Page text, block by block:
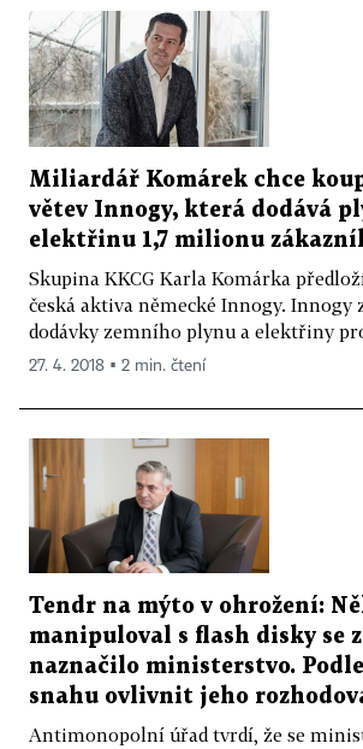
Miliardář Komárek chce
větev Innogy, která dodává
elektřinu 1,7 milionu
Skupina KKCG Karla Komárka
česká aktiva německé Innogy. Innogy
dodávky zemního plynu a elektřiny pro
27. 4. 2018 ▪ 2 min. čtení
Tendr na mýto v ohrožení:
manipuloval s flash disky se
naznačilo ministerstvo. Podle
snahu ovlivnit jeho
Antimonopolní úřad tvrdí, že se